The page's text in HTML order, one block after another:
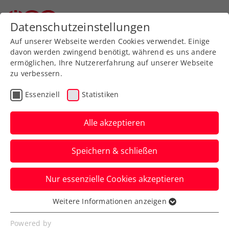
Zurück zur Newsübersicht
Davis Cup
Davis Cup: Thiem
eröffnet für die ÖTV-
Herren gegen Irlands
Nummer 1 Agwi
Gleich danach trifft am Samstag in
Limerick Sebastian Ofner auf Osgar
O’Hoisin, wie die Auslosung ergab.
Datenschutzeinstellungen
Auf unserer Webseite werden Cookies verwendet. Einige
davon werden zwingend benötigt, während es uns andere
ermöglichen, Ihre Nutzererfahrung auf unserer Webseite
zu verbessern.
Essenziell Statistiken
Alle akzeptieren
Speichern & schließen
Nur essenzielle Cookies akzeptieren
Essenziell
Essenzielle Cookies werden für grundlegende
Weitere Informationen anzeigen
Powered by